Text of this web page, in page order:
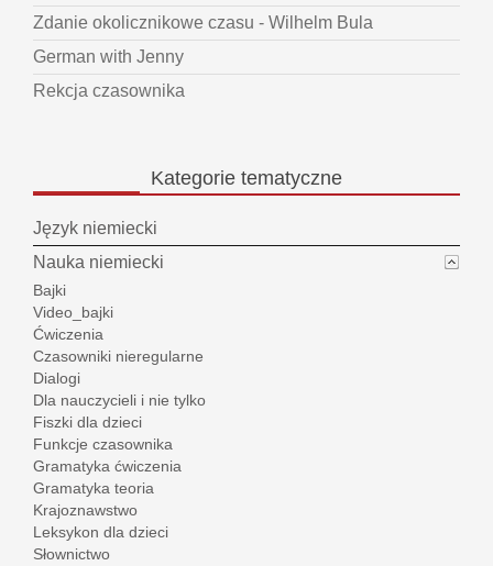
Zdanie okolicznikowe czasu - Wilhelm Bula
German with Jenny
Rekcja czasownika
Kategorie tematyczne
Język niemiecki
Nauka niemiecki
Bajki
Video_bajki
Ćwiczenia
Czasowniki nieregularne
Dialogi
Dla nauczycieli i nie tylko
Fiszki dla dzieci
Funkcje czasownika
Gramatyka ćwiczenia
Gramatyka teoria
Krajoznawstwo
Leksykon dla dzieci
Słownictwo